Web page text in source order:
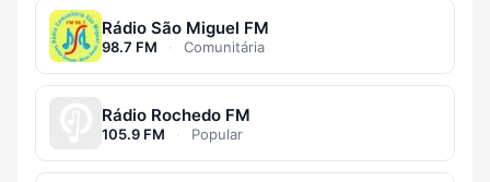
Rádio São Miguel FM
98.7 FM · Comunitária
Rádio Rochedo FM
105.9 FM · Popular